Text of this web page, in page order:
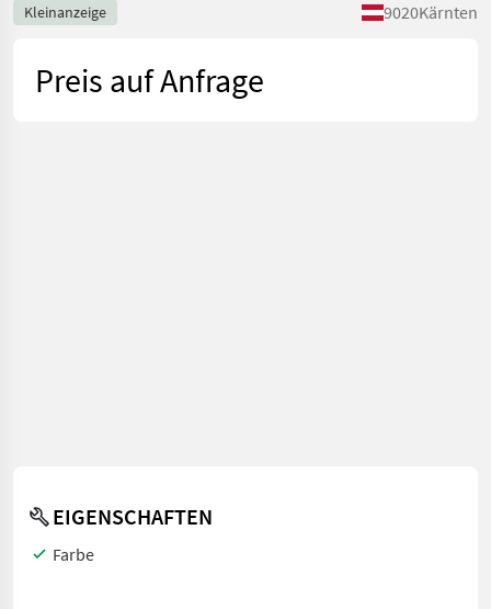
Kleinanzeige 9020Kärnten
Preis auf Anfrage
EIGENSCHAFTEN
Farbe